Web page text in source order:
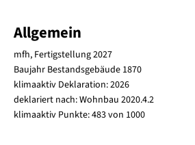
Allgemein
mfh, Fertigstellung 2027
Baujahr Bestandsgebäude 1870
klimaaktiv Deklaration: 2026
deklariert nach: Wohnbau 2020.4.2
klimaaktiv Punkte: 483 von 1000